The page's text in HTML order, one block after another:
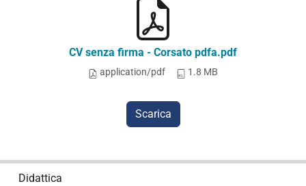
CV senza firma - Corsato pdfa.pdf
application/pdf 1.8 MB
Scarica
Didattica